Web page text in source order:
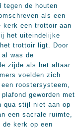
tegen de houten
als een
kerk een trottoir aan
het uiteindelijke
trottoir ligt. Door
was de
zijde als het altaar
voelden zich
roostersysteem,
geworden met
qua stijl niet aan op
een sacrale ruimte,
de kerk op een